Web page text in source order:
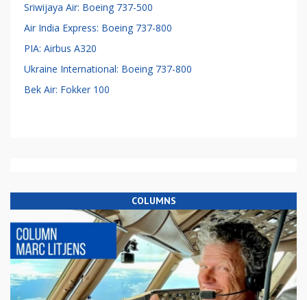
Sriwijaya Air: Boeing 737-500
Air India Express: Boeing 737-800
PIA: Airbus A320
Ukraine International: Boeing 737-800
Bek Air: Fokker 100
COLUMNS